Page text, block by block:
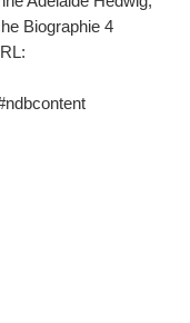
Biographie 4